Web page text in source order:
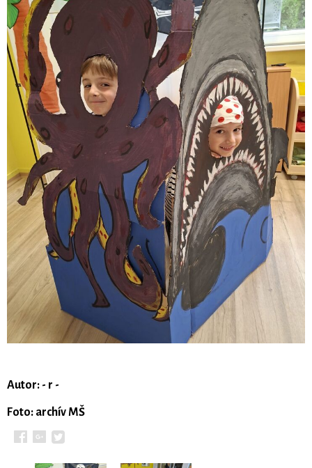
Autor: - r -
Foto: archív MŠ